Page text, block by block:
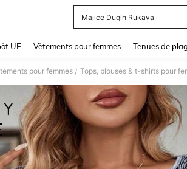
Majice Dugih Rukava
UE Vêtements pour femmes Tenues de
pour femmes / Tops, blouses & t-shirts pour